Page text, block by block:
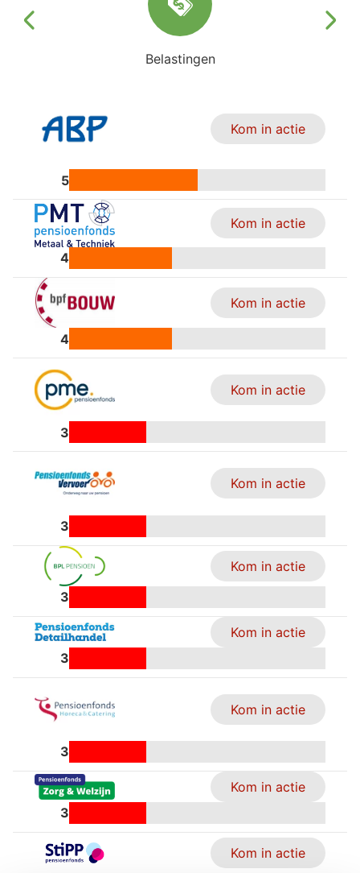
Belastingen
5
Kom in actie
4
Kom in actie
4
Kom in actie
3
Kom in actie
3
Kom in actie
3
Kom in actie
3
Kom in actie
3
Kom in actie
3
Kom in actie
Kom in actie